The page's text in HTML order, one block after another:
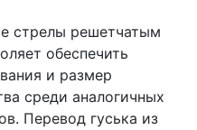
стрелы решетчатым
обеспечить
и размер
среди аналогичных
Перевод гуська из